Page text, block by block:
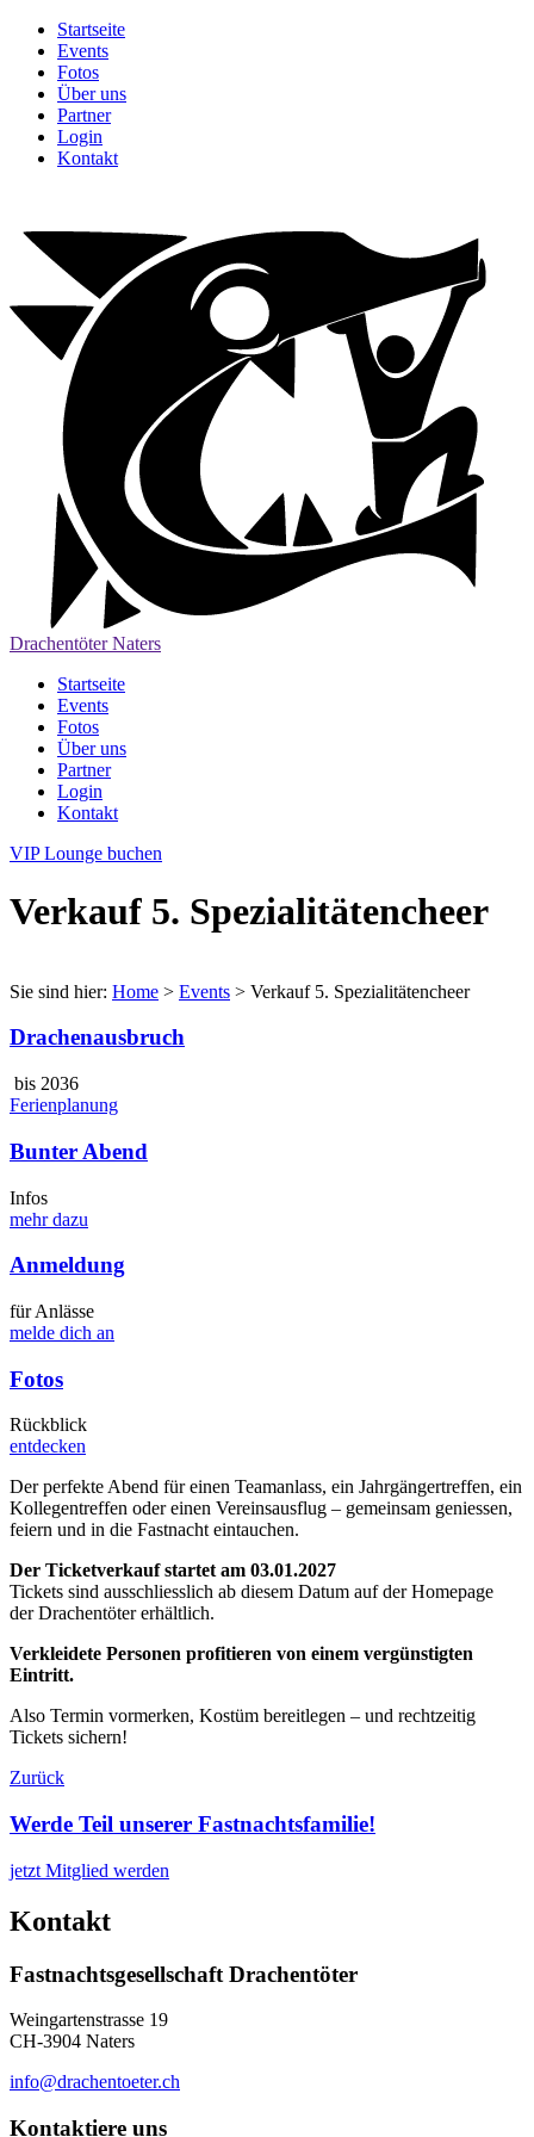
Startseite
Events
Fotos
Über uns
Partner
Login
Kontakt
Drachentöter Naters
Startseite
Events
Fotos
Über uns
Partner
Login
Kontakt
VIP Lounge buchen
Verkauf 5. Spezialitätencheer
Sie sind hier: Home > Events > Verkauf 5. Spezialitätencheer
Drachenausbruch
bis 2036
Ferienplanung
Bunter Abend
Infos
mehr dazu
Anmeldung
für Anlässe
melde dich an
Fotos
Rückblick
entdecken
Der perfekte Abend für einen Teamanlass, ein Jahrgängertreffen, ein
Kollegentreffen oder einen Vereinsausflug – gemeinsam geniessen,
feiern und in die Fastnacht eintauchen.
Der Ticketverkauf startet am 03.01.2027
Tickets sind ausschliesslich ab diesem Datum auf der Homepage
der Drachentöter erhältlich.
Verkleidete Personen profitieren von einem vergünstigten
Eintritt.
Also Termin vormerken, Kostüm bereitlegen – und rechtzeitig
Tickets sichern!
Zurück
Werde Teil unserer Fastnachtsfamilie!
jetzt Mitglied werden
Kontakt
Fastnachtsgesellschaft Drachentöter
Weingartenstrasse 19
CH-3904 Naters
info@drachentoeter.ch
Kontaktiere uns